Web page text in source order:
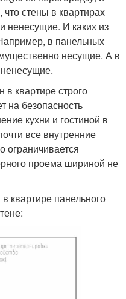
стены в квартирах
ненесущие. И каких из
в панельных
несущие. А в
в квартире строго
на безопасность
кухни и гостиной в
все внутренние
ограничивается
проема шириной не
квартире панельного